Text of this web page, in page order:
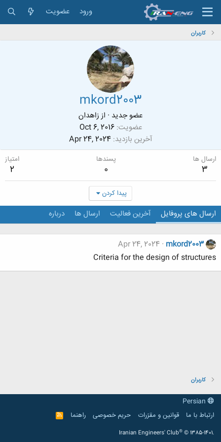
ورود عضویت
کاربران
mkord2003
عضو جدید · از زاهدان
عضویت Oct 6, 2016
آخرین بازدید Apr 24, 2024
ارسال ها
3
پسندها
0
امتیاز
2
پیدا کردن
ارسال های پروفایل آخرین فعالیت ارسال ها درباره
mkord2003
Apr 24, 2024
Criteria for the design of structures
کاربران
ارتباط با ما
قوانین و مقرّرات حریم خصوصی راهنما
R
S
Iranian Engineers' Club® © 1385-1401.